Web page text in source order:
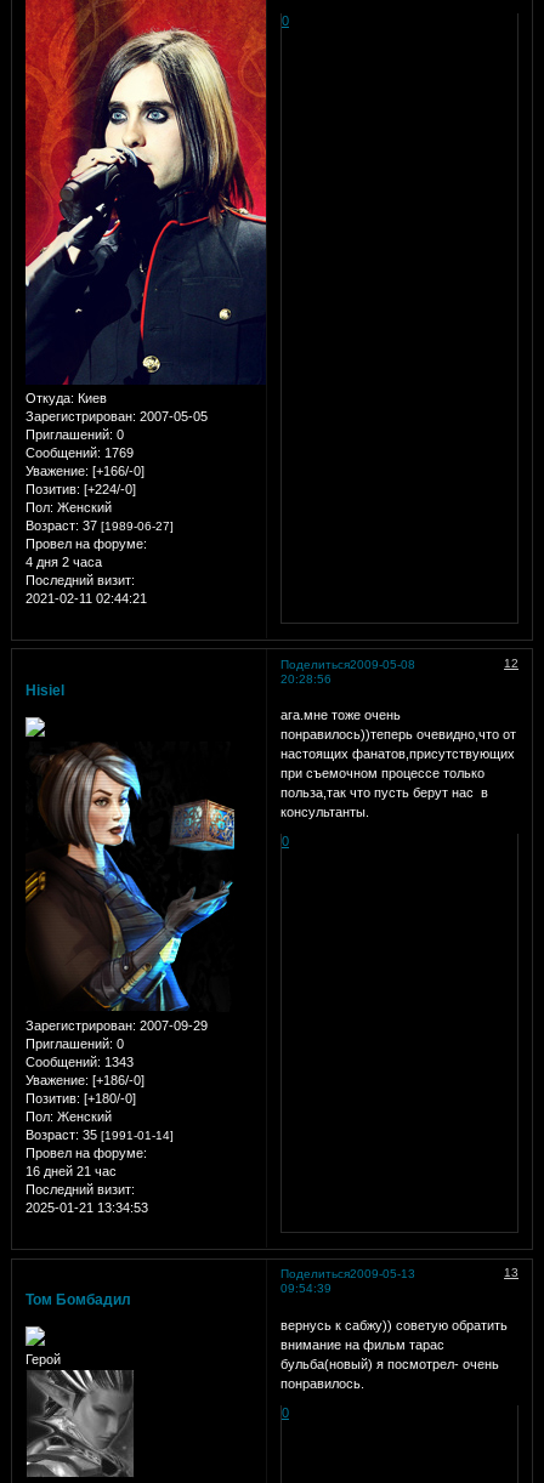
Откуда: Киев
Зарегистрирован: 2007-05-05
Приглашений: 0
Сообщений: 1769
Уважение: [+166/-0]
Позитив: [+224/-0]
Пол: Женский
Возраст: 37 [1989-06-27]
Провел на форуме:
4 дня 2 часа
Последний визит:
2021-02-11 02:44:21
0
Поделиться 12
2009-05-08
20:28:56
Hisiel
Зарегистрирован: 2007-09-29
Приглашений: 0
Сообщений: 1343
Уважение: [+186/-0]
Позитив: [+180/-0]
Пол: Женский
Возраст: 35 [1991-01-14]
Провел на форуме:
16 дней 21 час
Последний визит:
2025-01-21 13:34:53
ага.мне тоже очень
понравилось))теперь очевидно,что от
настоящих фанатов,присутствующих
при съемочном процессе только
польза,так что пусть берут нас в
консультанты.
0
Поделиться 13
2009-05-13
09:54:39
Том Бомбадил
Герой
вернусь к сабжу)) советую обратить
внимание на фильм тарас
бульба(новый) я посмотрел- очень
понравилось.
0